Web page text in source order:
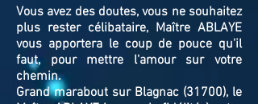
Vous avez des doutes, vous ne souhaitez
plus rester célibataire, Maître ABLAYE
vous apportera le coup de pouce qu'il
faut, pour mettre l'amour sur votre
chemin.
Grand marabout sur Blagnac (31700), le